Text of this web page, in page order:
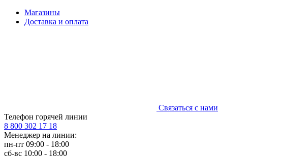
Магазины
Доставка и оплата
Связаться с нами
Телефон горячей линии
8 800 302 17 18
Менеджер на линии:
пн-пт 09:00 - 18:00
сб-вс 10:00 - 18:00